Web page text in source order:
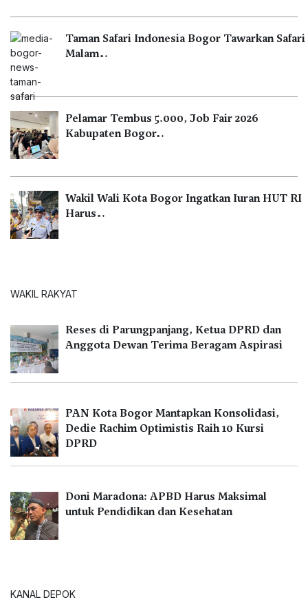
Taman Safari Indonesia Bogor Tawarkan Safari
Malam…
Pelamar Tembus 5.000, Job Fair 2026
Kabupaten Bogor…
Wakil Wali Kota Bogor Ingatkan Iuran HUT RI
Harus…
WAKIL RAKYAT
Reses di Parungpanjang, Ketua DPRD dan
Anggota Dewan Terima Beragam Aspirasi
PAN Kota Bogor Mantapkan Konsolidasi,
Dedie Rachim Optimistis Raih 10 Kursi
DPRD
Doni Maradona: APBD Harus Maksimal
untuk Pendidikan dan Kesehatan
KANAL DEPOK